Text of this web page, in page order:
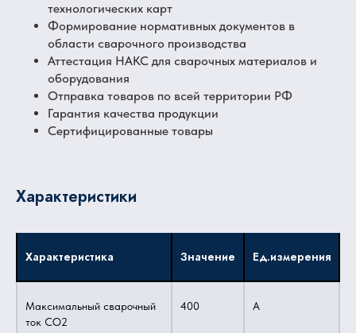
технологических карт
Формирование нормативных документов в
области сварочного производства
Аттестация НАКС для сварочных материалов и
оборудования
Отправка товаров по всей территории РФ
Гарантия качества продукции
Сертифицированные товары
Характеристики
Характеристика Значение Ед.измерения
Максимальный сварочный
ток CO2
400 А